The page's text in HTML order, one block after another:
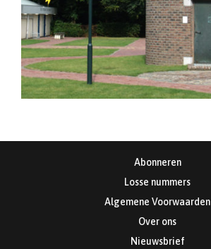
Abonneren
Losse nummers
Algemene Voorwaarden
Over ons
Nieuwsbrief